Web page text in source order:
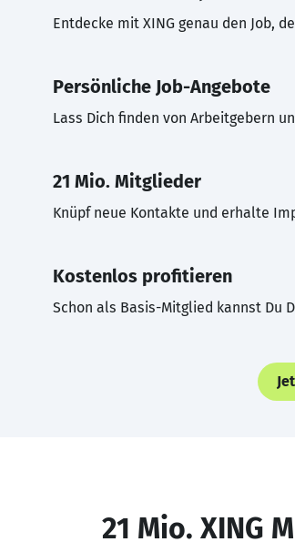
Entdecke mit XING genau den Job,
Persönliche Job-Angebote
Lass Dich finden von Arbeitgebern
21 Mio. Mitglieder
Knüpf neue Kontakte und erhalte
Kostenlos profitieren
Schon als Basis-Mitglied kannst Du
21 Mio. XING